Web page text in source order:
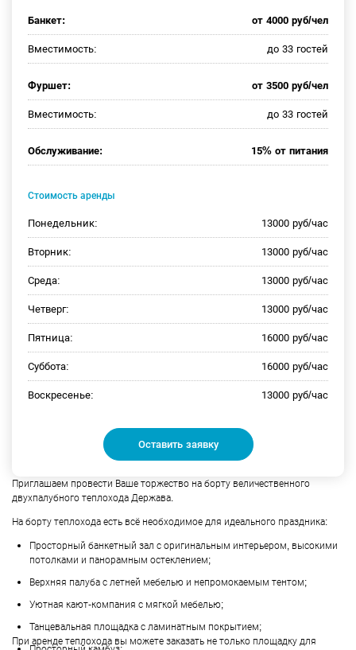
Приглашаем провести Ваше торжество на борту величественного
двухпалубного теплохода Держава.
На борту теплохода есть всё необходимое для идеального праздника:
Просторный банкетный зал с оригинальным интерьером, высокими
потолками и панорамным остеклением;
Верхняя палуба с летней мебелью и непромокаемым тентом;
Уютная кают-компания с мягкой мебелью;
Танцевальная площадка с ламинатным покрытием;
При аренде теплохода вы можете заказать не только площадку для
Банкет: от 4000 руб/чел
Вместимость: до 33 гостей
Фуршет: от 3500 руб/чел
Вместимость: до 33 гостей
Обслуживание: 15% от питания
Стоимость аренды
Понедельник: 13000 руб/час
Вторник: 13000 руб/час
Среда: 13000 руб/час
Четверг: 13000 руб/час
Пятница: 16000 руб/час
Суббота: 16000 руб/час
Воскресенье: 13000 руб/час
Оставить заявку